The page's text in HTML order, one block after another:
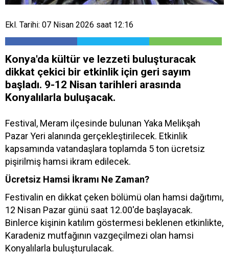
Ekl. Tarihi: 07 Nisan 2026 saat 12:16
Konya'da kültür ve lezzeti buluşturacak
dikkat çekici bir etkinlik için geri sayım
başladı. 9-12 Nisan tarihleri arasında
Konyalılarla buluşacak.
Festival, Meram ilçesinde bulunan Yaka Melikşah
Pazar Yeri alanında gerçekleştirilecek. Etkinlik
kapsamında vatandaşlara toplamda 5 ton ücretsiz
pişirilmiş hamsi ikram edilecek.
Ücretsiz Hamsi İkramı Ne Zaman?
Festivalin en dikkat çeken bölümü olan hamsi dağıtımı,
12 Nisan Pazar günü saat 12.00'de başlayacak.
Binlerce kişinin katılım göstermesi beklenen etkinlikte,
Karadeniz mutfağının vazgeçilmezi olan hamsi
Konyalılarla buluşturulacak.